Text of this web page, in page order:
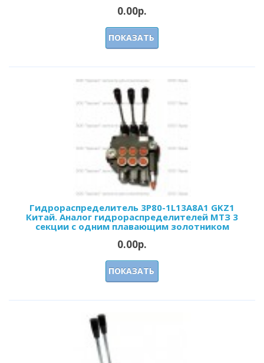
0.00р.
ПОКАЗАТЬ
Гидрораспределитель 3Р80-1L13А8A1 GKZ1
Китай. Аналог гидрораспределителей МТЗ 3
секции с одним плавающим золотником
0.00р.
ПОКАЗАТЬ